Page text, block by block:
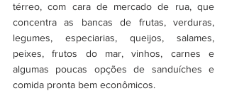
térreo, com cara de mercado de rua, que
concentra as bancas de frutas, verduras,
legumes, especiarias, queijos, salames,
peixes, frutos do mar, vinhos, carnes e
algumas poucas opções de sanduíches e
comida pronta bem econômicos.